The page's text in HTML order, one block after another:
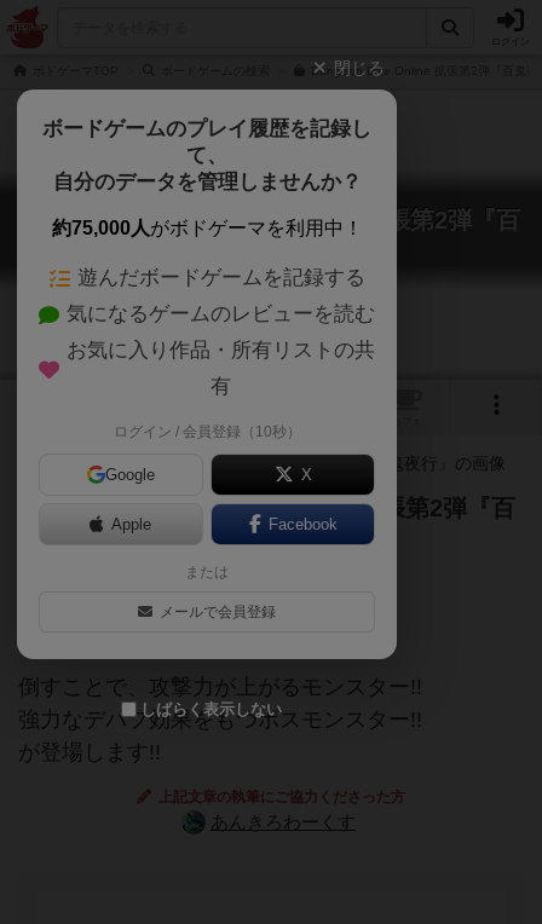
Dungeon Dice Online 拡張第2弾『百鬼夜
ダンジョンダイスオンライン：拡張第2弾『百
Dungeon Dice Online: Hyakki Yako
ダンジョンダイスオンラインの拡張第2弾『百
鬼夜行』!!
表裏を切り替えて戦う新職業!!
倒すことで、攻撃力が上がるモンスター!!
強力なデバフ効果をもつボスモンスター!!
が登場します!!
上記文章の執筆にご協力くださった方
あんきろわーくす
閉じる
ボードゲームのプレイ履歴を記録し
て、
自分のデータを管理しませんか？
約75,000人がボドゲーマを利用中！
遊んだボードゲームを記録する
気になるゲームのレビューを読む
お気に入り作品・所有リストの共
有
ログイン / 会員登録（10秒）
Google X
Apple Facebook
または
メールで会員登録
しばらく表示しない